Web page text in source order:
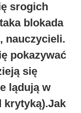
srogich
blokada
nauczycieli.
pokazywać
się
lądują w
krytyką).Jak